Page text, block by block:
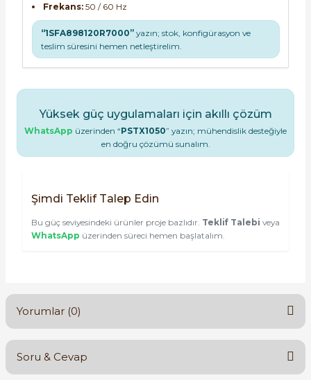
Frekans: 50 / 60 Hz
“1SFA898120R7000” yazın; stok, konfigürasyon ve
teslim süresini hemen netleştirelim.
Yüksek güç uygulamaları için akıllı çözüm
WhatsApp üzerinden “PSTX1050” yazın; mühendislik desteğiyle
en doğru çözümü sunalım.
Şimdi Teklif Talep Edin
Bu güç seviyesindeki ürünler proje bazlıdır. Teklif Talebi veya
WhatsApp üzerinden süreci hemen başlatalım.
Yorumlar (0)
Bu ürüne ilk yorumu siz yapın!
Soru & Cevap